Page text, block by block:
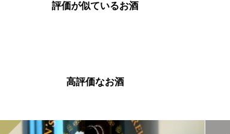
評価が似ているお酒
高評価なお酒